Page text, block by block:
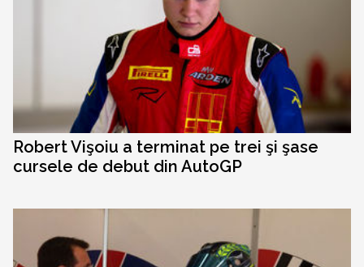
Robert Vişoiu a terminat pe trei şi şase
cursele de debut din AutoGP